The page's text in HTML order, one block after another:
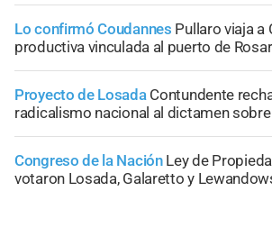
Lo confirmó Coudannes Pullaro viaja a
productiva vinculada al puerto de
Proyecto de Losada Contundente
radicalismo nacional al dictamen
Congreso de la Nación Ley de
votaron Losada, Galaretto y